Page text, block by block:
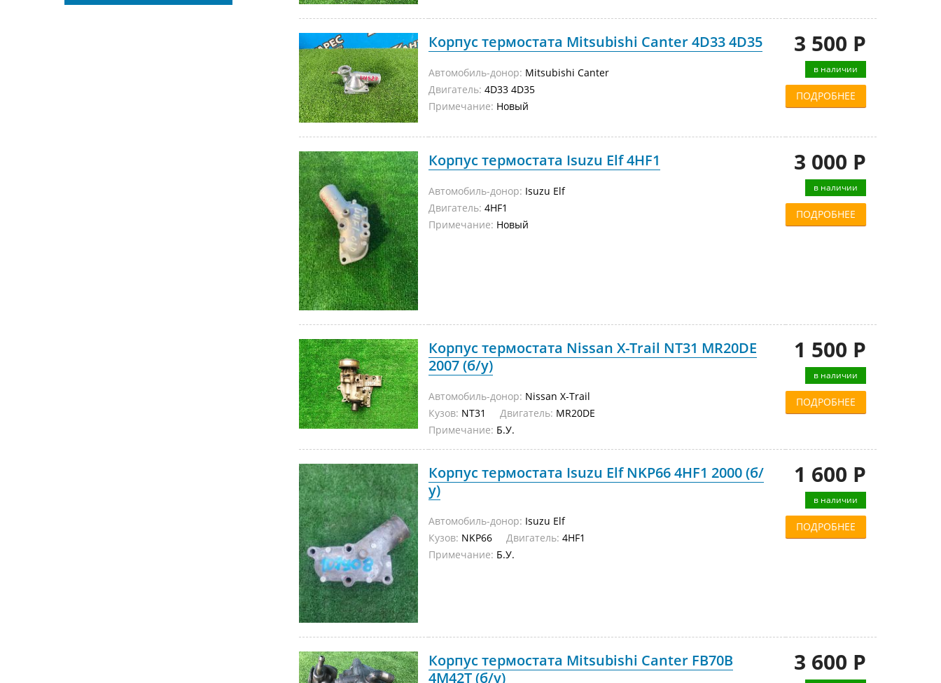
Корпус термостата Mitsubishi Canter 4D33 4D35
Автомобиль-донор: Mitsubishi Canter
Двигатель: 4D33 4D35
Примечание: Новый
3 500 Р
в наличии
ПОДРОБНЕЕ
Корпус термостата Isuzu Elf 4HF1
Автомобиль-донор: Isuzu Elf
Двигатель: 4HF1
Примечание: Новый
3 000 Р
в наличии
ПОДРОБНЕЕ
Корпус термостата Nissan X-Trail NT31 MR20DE
2007 (б/у)
Автомобиль-донор: Nissan X-Trail
Кузов: NT31 Двигатель: MR20DE
Примечание: Б.У.
1 500 Р
в наличии
ПОДРОБНЕЕ
Корпус термостата Isuzu Elf NKP66 4HF1 2000 (б/
у)
Автомобиль-донор: Isuzu Elf
Кузов: NKP66 Двигатель: 4HF1
Примечание: Б.У.
1 600 Р
в наличии
ПОДРОБНЕЕ
Корпус термостата Mitsubishi Canter FB70B
4M42T (б/у)
3 600 Р